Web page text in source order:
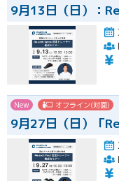
9月13日（日）：
New オフライン(対面)
9月27日（日）「